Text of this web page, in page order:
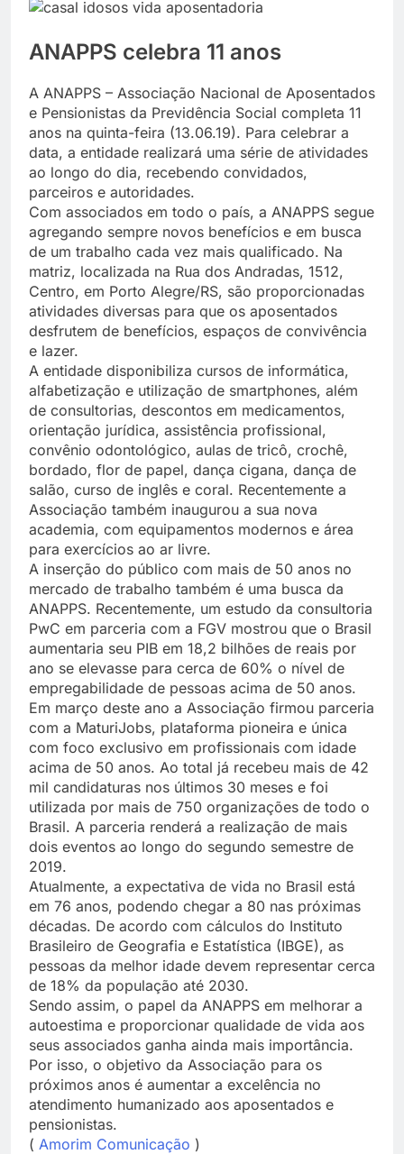
ANAPPS celebra 11 anos
A ANAPPS – Associação Nacional de Aposentados
e Pensionistas da Previdência Social completa 11
anos na quinta-feira (13.06.19). Para celebrar a
data, a entidade realizará uma série de atividades
ao longo do dia, recebendo convidados,
parceiros e autoridades.
Com associados em todo o país, a ANAPPS segue
agregando sempre novos benefícios e em busca
de um trabalho cada vez mais qualificado. Na
matriz, localizada na Rua dos Andradas, 1512,
Centro, em Porto Alegre/RS, são proporcionadas
atividades diversas para que os aposentados
desfrutem de benefícios, espaços de convivência
e lazer.
A entidade disponibiliza cursos de informática,
alfabetização e utilização de smartphones, além
de consultorias, descontos em medicamentos,
orientação jurídica, assistência profissional,
convênio odontológico, aulas de tricô, crochê,
bordado, flor de papel, dança cigana, dança de
salão, curso de inglês e coral. Recentemente a
Associação também inaugurou a sua nova
academia, com equipamentos modernos e área
para exercícios ao ar livre.
A inserção do público com mais de 50 anos no
mercado de trabalho também é uma busca da
ANAPPS. Recentemente, um estudo da consultoria
PwC em parceria com a FGV mostrou que o Brasil
aumentaria seu PIB em 18,2 bilhões de reais por
ano se elevasse para cerca de 60% o nível de
empregabilidade de pessoas acima de 50 anos.
Em março deste ano a Associação firmou parceria
com a MaturiJobs, plataforma pioneira e única
com foco exclusivo em profissionais com idade
acima de 50 anos. Ao total já recebeu mais de 42
mil candidaturas nos últimos 30 meses e foi
utilizada por mais de 750 organizações de todo o
Brasil. A parceria renderá a realização de mais
dois eventos ao longo do segundo semestre de
2019.
Atualmente, a expectativa de vida no Brasil está
em 76 anos, podendo chegar a 80 nas próximas
décadas. De acordo com cálculos do Instituto
Brasileiro de Geografia e Estatística (IBGE), as
pessoas da melhor idade devem representar cerca
de 18% da população até 2030.
Sendo assim, o papel da ANAPPS em melhorar a
autoestima e proporcionar qualidade de vida aos
seus associados ganha ainda mais importância.
Por isso, o objetivo da Associação para os
próximos anos é aumentar a excelência no
atendimento humanizado aos aposentados e
pensionistas.
( Amorim Comunicação )